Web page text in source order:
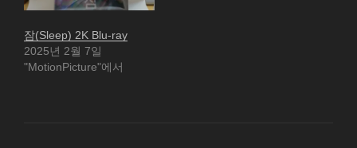
잠(Sleep) 2K Blu-ray
2025년 2월 7일
"MotionPicture"에서